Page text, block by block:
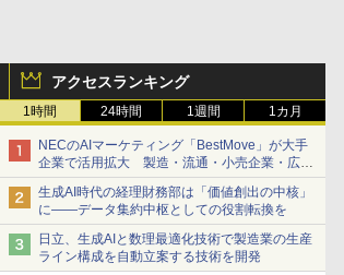
アクセスランキング
1時間 24時間 1週間 1カ月
NECのAIマーケティング「BestMove」が大手
企業で活用拡大 製造・流通・小売企業・広告
代理店などが実装フェーズへ
生成AI時代の経理財務部は「価値創出の中核」
に――データ集約中枢としての役割転換を
日立、生成AIと数理最適化技術で製造業の生産
ライン構成を自動立案する技術を開発